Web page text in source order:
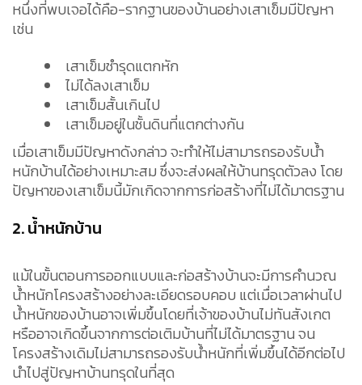
หนึ่งที่พบเจอได้คือ-รากฐานของบ้านอย่างเสาเข็มมีปัญหา
เช่น
เสาเข็มชำรุดแตกหัก
ไม่ได้ลงเสาเข็ม
เสาเข็มสั้นเกินไป
เสาเข็มอยู่ในชั้นดินที่แตกต่างกัน
เมื่อเสาเข็มมีปัญหาดังกล่าว จะทำให้ไม่สามารถรองรับน้ำ
หนักบ้านได้อย่างเหมาะสม ซึ่งจะส่งผลให้บ้านทรุดตัวลง โดย
ปัญหาของเสาเข็มนี้มักเกิดจากการก่อสร้างที่ไม่ได้มาตรฐาน
2. น้ำหนักบ้าน
แม้ในขั้นตอนการออกแบบและก่อสร้างบ้านจะมีการคำนวณ
น้ำหนักโครงสร้างอย่างละเอียดรอบคอบ แต่เมื่อเวลาผ่านไป
น้ำหนักของบ้านอาจเพิ่มขึ้นโดยที่เจ้าของบ้านไม่ทันสังเกต
หรืออาจเกิดขึ้นจากการต่อเติมบ้านที่ไม่ได้มาตรฐาน จน
โครงสร้างเดิมไม่สามารถรองรับน้ำหนักที่เพิ่มขึ้นได้อีกต่อไป
นำไปสู่ปัญหาบ้านทรุดในที่สุด